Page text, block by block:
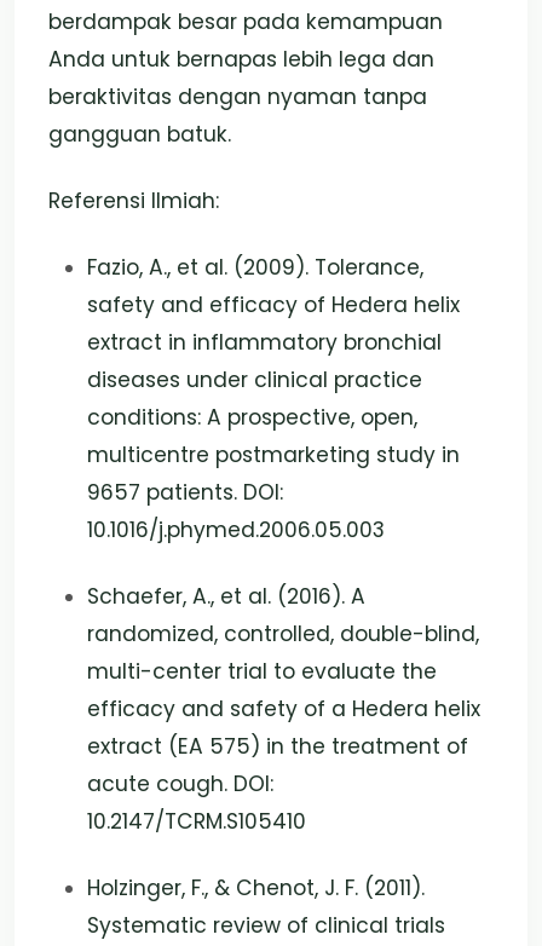
berdampak besar pada kemampuan
Anda untuk bernapas lebih lega dan
beraktivitas dengan nyaman tanpa
gangguan batuk.
Referensi Ilmiah:
Fazio, A., et al. (2009). Tolerance,
safety and efficacy of Hedera helix
extract in inflammatory bronchial
diseases under clinical practice
conditions: A prospective, open,
multicentre postmarketing study in
9657 patients. DOI:
10.1016/j.phymed.2006.05.003
Schaefer, A., et al. (2016). A
randomized, controlled, double-blind,
multi-center trial to evaluate the
efficacy and safety of a Hedera helix
extract (EA 575) in the treatment of
acute cough. DOI:
10.2147/TCRM.S105410
Holzinger, F., & Chenot, J. F. (2011).
Systematic review of clinical trials